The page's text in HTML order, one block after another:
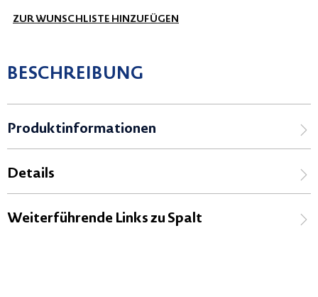
ZUR WUNSCHLISTE HINZUFÜGEN
BESCHREIBUNG
Produktinformationen
Details
Weiterführende Links zu Spalt